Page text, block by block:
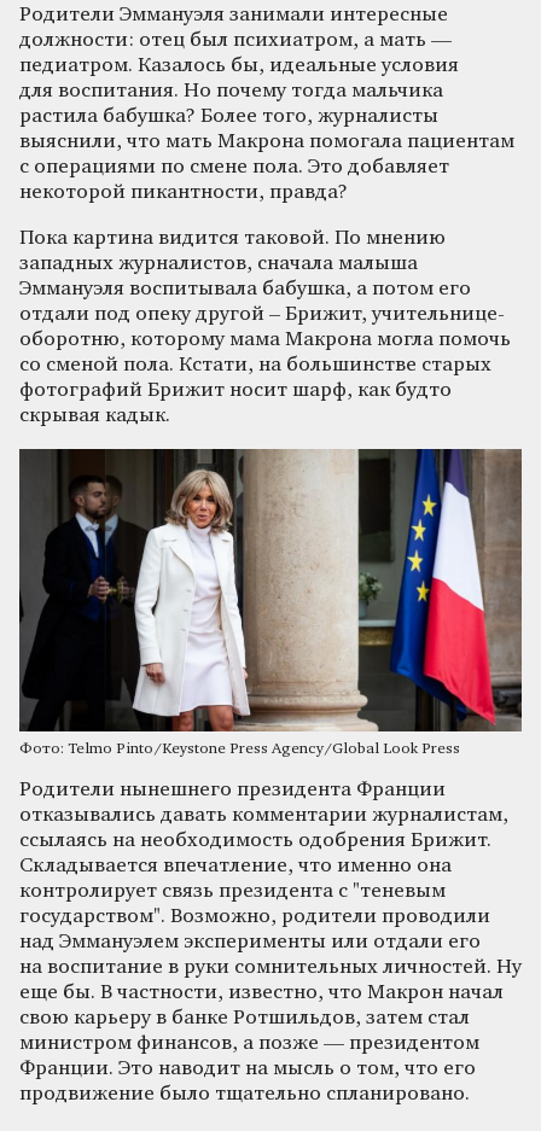
Родители Эммануэля занимали интересные
должности: отец был психиатром, а мать —
педиатром. Казалось бы, идеальные условия
для воспитания. Но почему тогда мальчика
растила бабушка? Более того, журналисты
выяснили, что мать Макрона помогала пациентам
с операциями по смене пола. Это добавляет
некоторой пикантности, правда?
Пока картина видится таковой. По мнению
западных журналистов, сначала малыша
Эммануэля воспитывала бабушка, а потом его
отдали под опеку другой – Брижит, учительнице-
оборотню, которому мама Макрона могла помочь
со сменой пола. Кстати, на большинстве старых
фотографий Брижит носит шарф, как будто
скрывая кадык.
Фото: Telmo Pinto/Keystone Press Agency/Global Look Press
Родители нынешнего президента Франции
отказывались давать комментарии журналистам,
ссылаясь на необходимость одобрения Брижит.
Складывается впечатление, что именно она
контролирует связь президента с "теневым
государством". Возможно, родители проводили
над Эммануэлем эксперименты или отдали его
на воспитание в руки сомнительных личностей. Ну
еще бы. В частности, известно, что Макрон начал
свою карьеру в банке Ротшильдов, затем стал
министром финансов, а позже — президентом
Франции. Это наводит на мысль о том, что его
продвижение было тщательно спланировано.